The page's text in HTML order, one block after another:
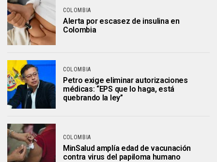
COLOMBIA
Alerta por escasez de insulina en
Colombia
COLOMBIA
Petro exige eliminar autorizaciones
médicas: “EPS que lo haga, está
quebrando la ley”
COLOMBIA
MinSalud amplía edad de vacunación
contra virus del papiloma humano